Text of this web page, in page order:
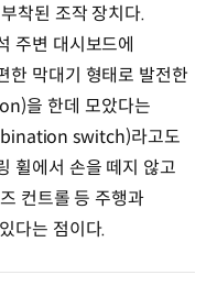
착된 조작 장치다.
주변 대시보드에
한 막대기 형태로 발전한
을 한데 모았다는
switch)라고도
휠에서 손을 떼지 않고
컨트롤 등 주행과
다는 점이다.